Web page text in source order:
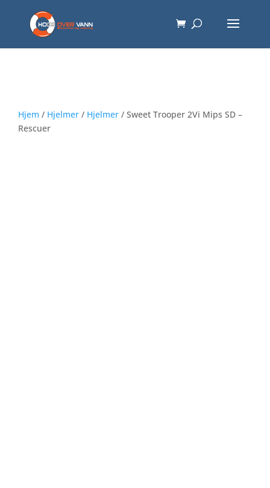
Hjem / Hjelmer / Hjelmer / Sweet Trooper 2Vi Mips SD –
Rescuer